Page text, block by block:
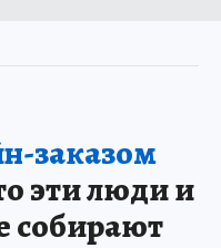
заказом
эти люди и
собирают